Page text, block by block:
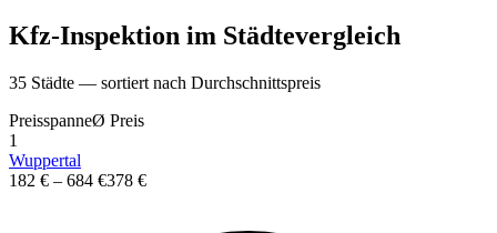
Kfz-Inspektion im Städtevergleich
35 Städte — sortiert nach Durchschnittspreis
PreisspanneØ Preis
1
Wuppertal
182 € – 684 €378 €